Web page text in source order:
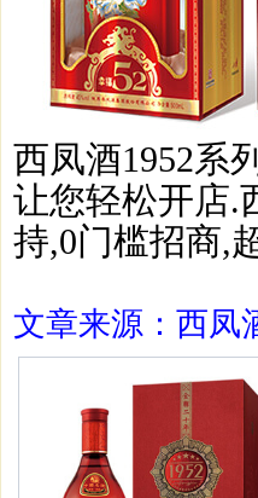
西凤酒1952系
让您轻松开店.
持,0门槛招商,
文章来源：西凤